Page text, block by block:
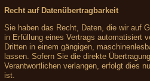
Recht auf Datenübertragbarkeit
Sie haben das Recht, Daten, die wir auf
in Erfüllung eines Vertrags automatisiert
Dritten in einem gängigen,
lassen. Sofern Sie die direkte
Verantwortlichen verlangen, erfolgt dies
ist.